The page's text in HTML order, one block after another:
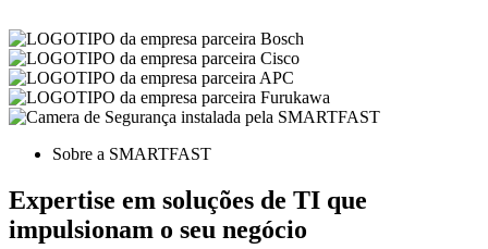
Sobre a SMARTFAST
Expertise em soluções de TI que
impulsionam o seu negócio